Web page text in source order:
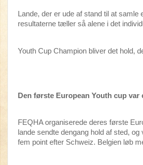
Lande, der er ude af stand til at
resultaterne tæller så alene i det
Youth Cup Champion bliver det hold,
Den første European Youth cup var
FEQHA organiserede deres første
lande sendte dengang hold af sted,
fem point efter Schweiz. Belgien løb